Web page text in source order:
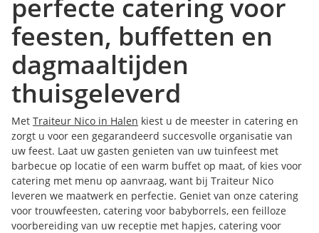
perfecte catering voor
feesten, buffetten en
dagmaaltijden
thuisgeleverd
Met Traiteur Nico in Halen kiest u de meester in catering en
zorgt u voor een gegarandeerd succesvolle organisatie van
uw feest. Laat uw gasten genieten van uw tuinfeest met
barbecue op locatie of een warm buffet op maat, of kies voor
catering met menu op aanvraag, want bij Traiteur Nico
leveren we maatwerk en perfectie. Geniet van onze catering
voor trouwfeesten, catering voor babyborrels, een feilloze
voorbereiding van uw receptie met hapjes, catering voor